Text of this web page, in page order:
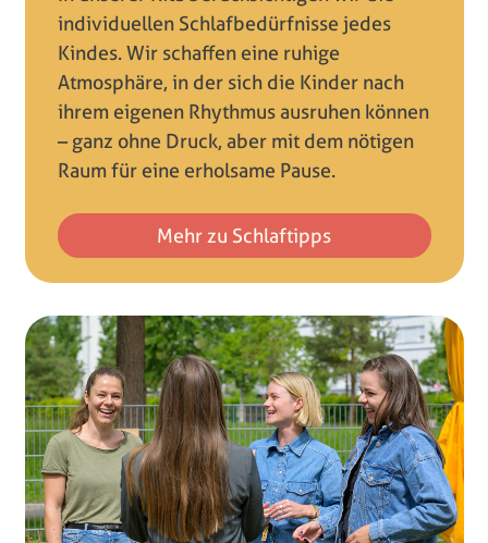
individuellen Schlafbedürfnisse jedes
Kindes. Wir schaffen eine ruhige
Atmosphäre, in der sich die Kinder nach
ihrem eigenen Rhythmus ausruhen können
– ganz ohne Druck, aber mit dem nötigen
Raum für eine erholsame Pause.
Mehr zu Schlaftipps